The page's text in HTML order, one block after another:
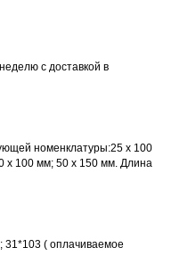
с доставкой в
номенклатуры:25 х 100
х 100 мм; 50 х 150 мм. Длина
31*103 ( оплачиваемое